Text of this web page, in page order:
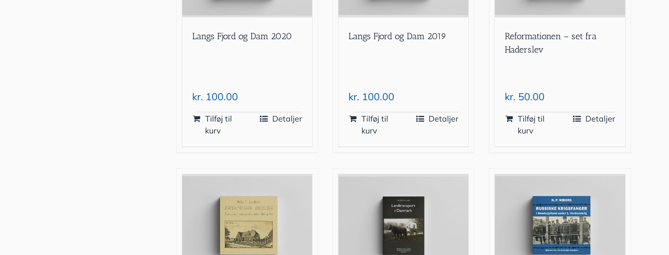
Langs Fjord og Dam 2020
kr. 100.00
Tilføj til
kurv
Detaljer
Langs Fjord og Dam 2019
kr. 100.00
Tilføj til
kurv
Detaljer
Reformationen – set fra
Haderslev
kr. 50.00
Tilføj til
kurv
Detaljer